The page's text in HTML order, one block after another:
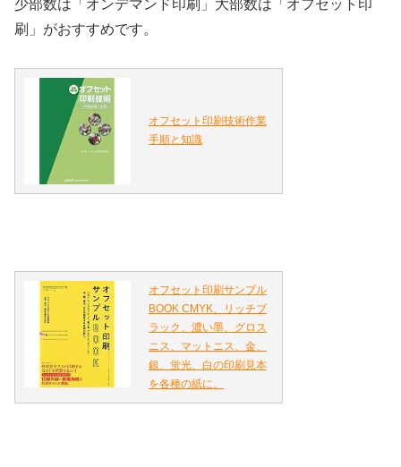
少部数は「オンデマンド印刷」大部数は「オフセット印
刷」がおすすめです。
オフセット印刷技術作業
手順と知識
オフセット印刷サンプル
BOOK CMYK、リッチブ
ラック、濃い墨、グロス
ニス、マットニス、金、
銀、蛍光、白の印刷見本
を各種の紙に。